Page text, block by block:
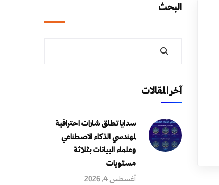
البحث
آخر المقالات
سدايا تطلق شارات احترافية
لمهندسي الذكاء الاصطناعي
وعلماء البيانات بثلاثة
مستويات
أغسطس 4, 2026